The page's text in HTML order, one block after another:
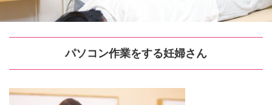
パソコン作業をする妊婦さん